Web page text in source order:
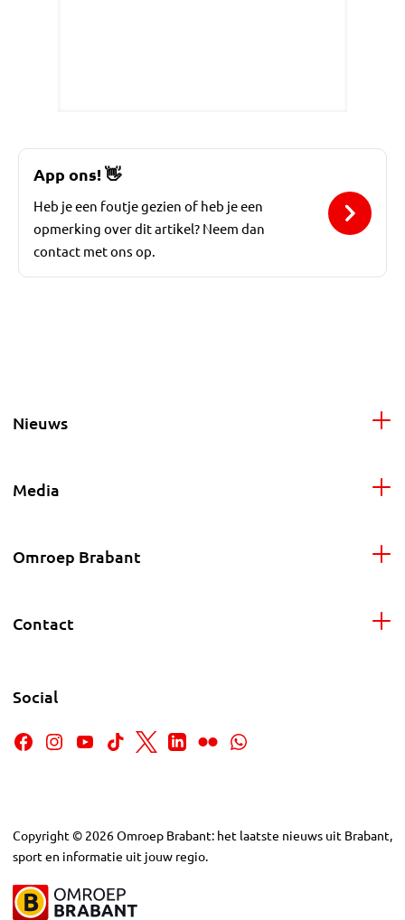
App ons!👋
Heb je een foutje gezien of heb je een
opmerking over dit artikel? Neem dan
contact met ons op.
Nieuws
Media
Omroep Brabant
Contact
Social
Copyright © 2026Omroep Brabant: het laatste nieuws uit Brabant,
sport en informatie uit jouw regio.